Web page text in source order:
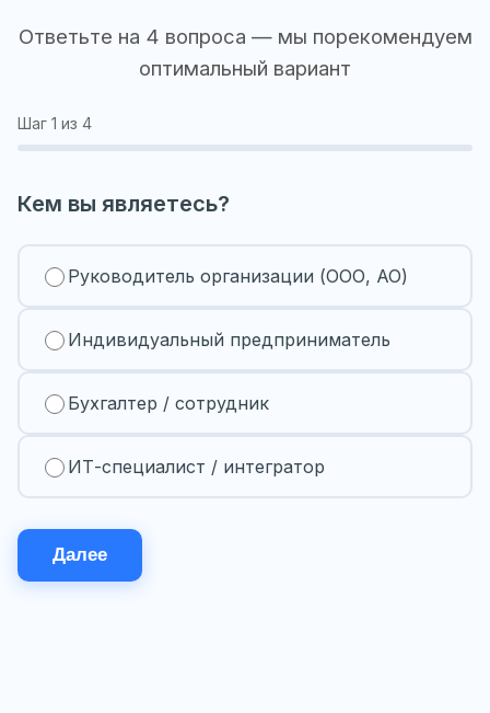
Ответьте на 4 вопроса — мы порекомендуем
оптимальный вариант
Шаг 1 из 4
Кем вы являетесь?
Руководитель организации (ООО, АО)
Индивидуальный предприниматель
Бухгалтер / сотрудник
ИТ-специалист / интегратор
Далее